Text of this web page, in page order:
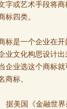
字或艺术手段将
标四类。
标是一个企业在
业文化构思设计
企业选这个商标
商标。
据美国《金融世界